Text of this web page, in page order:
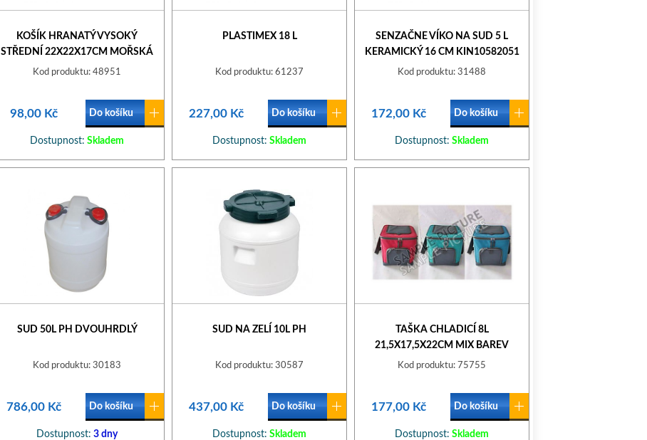
KOŠÍK HRANATÝ VYSOKÝ
STŘEDNÍ 22X22X17CM MOŘSKÁ
TRÁVA
Kod produktu: 48951
98,00 Kč Do košíku
Dostupnost: Skladem
PLASTIMEX 18 L
Kod produktu: 61237
227,00 Kč Do košíku
Dostupnost: Skladem
SENZAČNE VÍKO NA SUD 5 L
KERAMICKÝ 16 CM KIN10582051
Kod produktu: 31488
172,00 Kč Do košíku
Dostupnost: Skladem
SUD 50L PH DVOUHRDLÝ
Kod produktu: 30183
786,00 Kč Do košíku
Dostupnost: 3 dny
SUD NA ZELÍ 10L PH
Kod produktu: 30587
437,00 Kč Do košíku
Dostupnost: Skladem
TAŠKA CHLADICÍ 8L
21,5X17,5X22CM MIX BAREV
Kod produktu: 75755
177,00 Kč Do košíku
Dostupnost: Skladem